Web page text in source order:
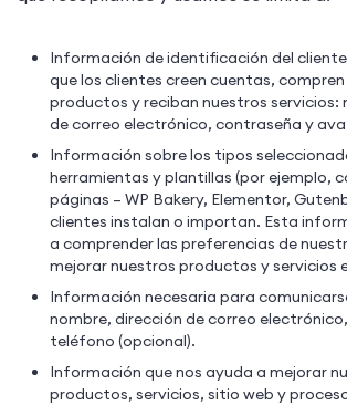
Información de identificación del
que los clientes creen cuentas,
productos y reciban nuestros servicios:
de correo electrónico, contraseña y
Información sobre los tipos
herramientas y plantillas (por ejemplo,
páginas – WP Bakery, Elementor,
clientes instalan o importan. Esta
a comprender las preferencias de
mejorar nuestros productos y servicios
Información necesaria para
nombre, dirección de correo
teléfono (opcional).
Información que nos ayuda a mejorar
productos, servicios, sitio web y